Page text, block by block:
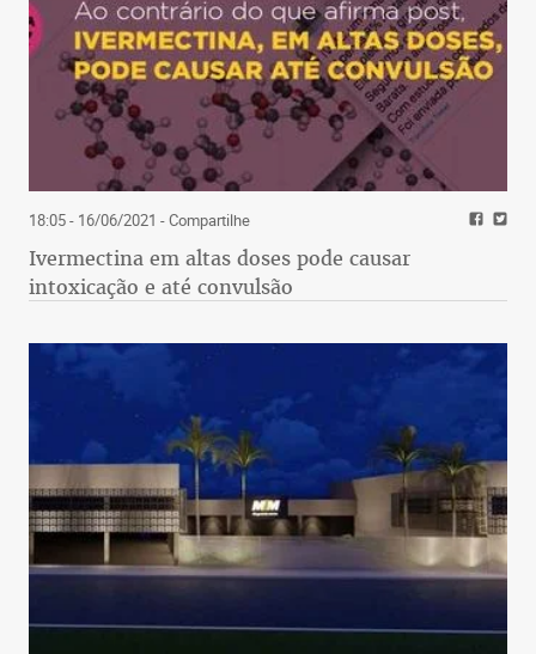
18:05 - 16/06/2021 - Compartilhe
Ivermectina em altas doses pode causar
intoxicação e até convulsão